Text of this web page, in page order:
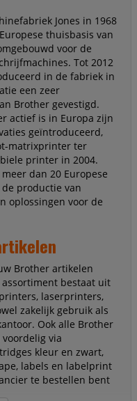
Jones in 1968
thuisbasis van
voor de
Tot 2012
in de fabriek in
een zeer
Brother gevestigd.
actief is in Europa zijn
geïntroduceerd,
matrixprinter ter
printer in 2004.
dan 20 Europese
productie van
oplossingen voor de
Brother artikelen
bestaat uit
laserprinters,
zakelijk gebruik als
Ook alle Brother
via
kleur en zwart,
labels en labelprint
te bestellen bent